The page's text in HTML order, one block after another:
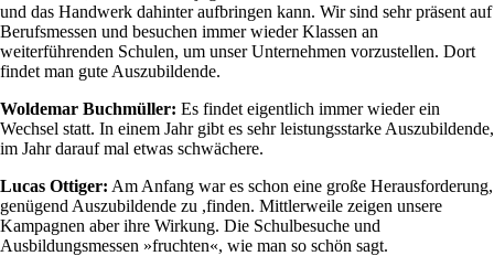
und das Handwerk dahinter aufbringen kann. Wir sind sehr präsent auf
Berufsmessen und besuchen immer wieder Klassen an
weiterführenden Schulen, um unser Unternehmen vorzustellen. Dort
findet man gute Auszubildende.
Woldemar Buchmüller: Es findet eigentlich immer wieder ein
Wechsel statt. In einem Jahr gibt es sehr leistungsstarke Auszubildende,
im Jahr darauf mal etwas schwächere.
Lucas Ottiger: Am Anfang war es schon eine große Herausforderung,
genügend Auszubildende zu ,finden. Mittlerweile zeigen unsere
Kampagnen aber ihre Wirkung. Die Schulbesuche und
Ausbildungsmessen »fruchten«, wie man so schön sagt.